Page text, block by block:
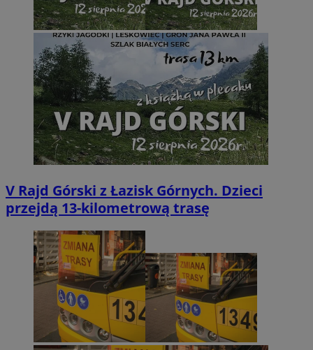
V Rajd Górski z Łazisk Górnych. Dzieci
przejdą 13-kilometrową trasę